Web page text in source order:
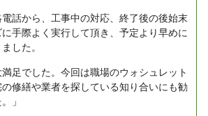
話から、工事中の対応、終了後の後始末
手際よく実行して頂き、予定より早めに
した。
足でした。今回は職場のウォシュレット
修繕や業者を探している知り合いにも勧
」